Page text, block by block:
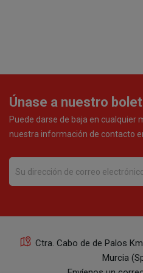
Únase a nuestro
Puede darse de baja en cualquier
nuestra información de contacto
Ctra. Cabo de de Palos
Murcia